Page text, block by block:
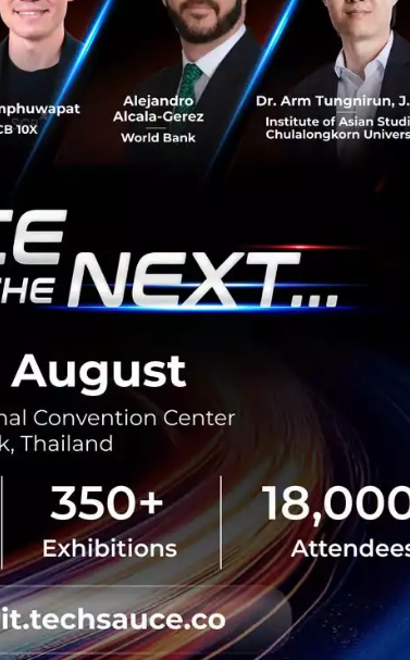
3 เรื่องที่ประเทศไทยต้อง Focus สร้างคน–
นายอนุทิน ชาญวีรกูล นายกรัฐมนตรีและรัฐมนตรีว่าการ
กระทรวงมหาดไทย กล่าวปาฐกถาพิเศษในหัวข้อ “ฝ่าวิกฤติ
รับมือระเบียบโลกใหม่” ในงาน The INTANIA Forum...
News ประเทศไทย เศรษฐกิจไทย
BOI รื้อเกณฑ์ Data Center ชู 4 มิติดันไทยสู่ฮับ AI
ยั่งยืน คุมเข้มใช้พลังงาน ทรัพยากรน้ำ พร้อมตอบโจทย์
ชาติ และการจ้างงานไทย
บีโอไอขานรับระเบียบใหม่คุมดาต้าเซ็นเตอร์ตามมติ ครม.
เดินหน้ายกเครื่องเกณฑ์คัดกรองโครงการด้วย 4 มิติ พร้อม
เปิดข้อมูล 42 โครงการ ลงทุนรวม 7.5 แสนล้านบาท
ครอบคลุมประโยชน์ต่อประเทศ พลั...
สิงหาคม 6, 2026| ByTechsauce Team